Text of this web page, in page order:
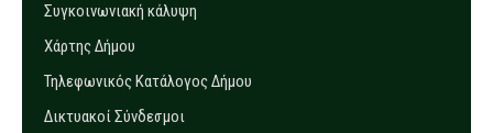
Συγκοινωνιακή κάλυψη
Χάρτης Δήμου
Τηλεφωνικός Κατάλογος Δήμου
Δικτυακοί Σύνδεσμοι